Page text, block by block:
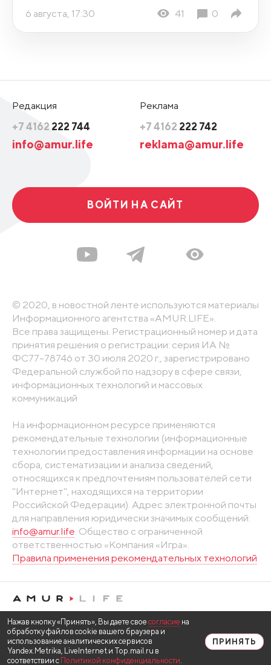
6 августа, 17:30 41 0
Редакция
+7 4162 222 744
info@amur.life
Реклама
+7 4162 222 742
reklama@amur.life
ВОЙТИ НА САЙТ
© 2020, в новостной ленте используются материалы
Информационного агентства «AMUR.LIFE».
Все права защищены. Регистрационный номер и дата
принятия решения о регистрации: серия ИА №
ФС77-78746 от 30 июля 2020 г., зарегистрировано
Федеральной службой по надзору в сфере связи,
информационных технологий и массовых
коммуникаций
На информационном ресурсе применяются
рекомендательные технологии (информационные
технологии предоставления информации на основе
сбора, систематизации и анализа сведений,
относящихся к предпочтениям пользователей сети
"Интернет", находящихся на территории
Российской Федерации). Адрес электронной почты
для направления юридически значимых сообщений:
info@amur.life. Общество с ограниченной
ответственностью «Компания «Игра».
Правила применения рекомендательных технологий
Нажав кнопку «Принять», Вы даете свое согласие на
обработку файлов cookie вашего браузера и
использование аналитических сервисов
Yandex.Metrika, LiveInternet и Top.mail.ru в
соответствии с Политикой конфиденциальности.
ПРИНЯТЬ